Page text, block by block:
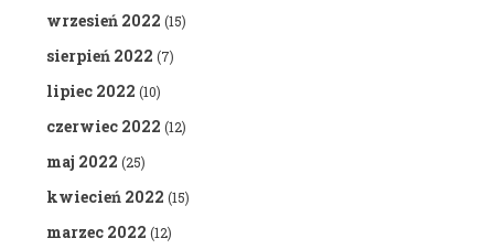
wrzesień 2022 (15)
sierpień 2022 (7)
lipiec 2022 (10)
czerwiec 2022 (12)
maj 2022 (25)
kwiecień 2022 (15)
marzec 2022 (12)